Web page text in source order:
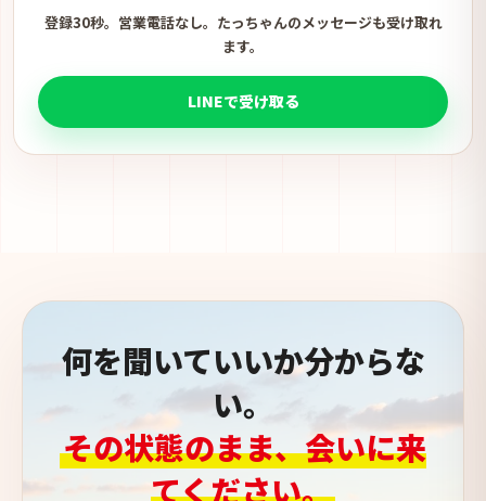
登録30秒。営業電話なし。たっちゃんのメッセージも受け取れ
ます。
LINEで受け取る
何を聞いていいか分からな
い。
その状態のまま、会いに来
てください。